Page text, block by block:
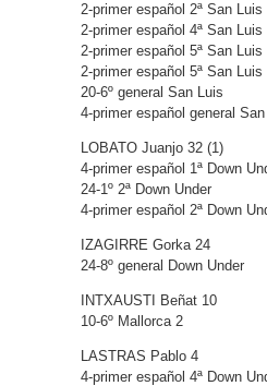
2-primer español 2ª San Luis
2-primer español 4ª San Luis
2-primer español 5ª San Luis
2-primer español 5ª San Luis
20-6º general San Luis
4-primer español general
LOBATO Juanjo 32 (1)
4-primer español 1ª Down
24-1º 2ª Down Under
4-primer español 2ª Down
IZAGIRRE Gorka 24
24-8º general Down Under
INTXAUSTI Beñat 10
10-6º Mallorca 2
LASTRAS Pablo 4
4-primer español 4ª Down